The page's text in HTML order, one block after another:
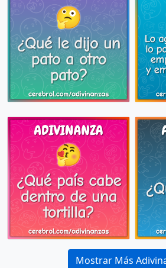
Mostrar Más